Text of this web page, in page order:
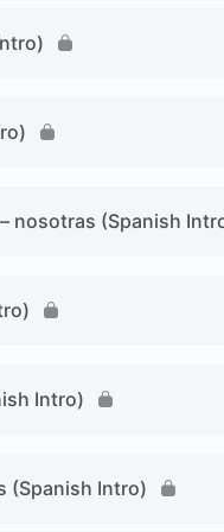
nosotras (Spanish
Intro)
(Spanish Intro)